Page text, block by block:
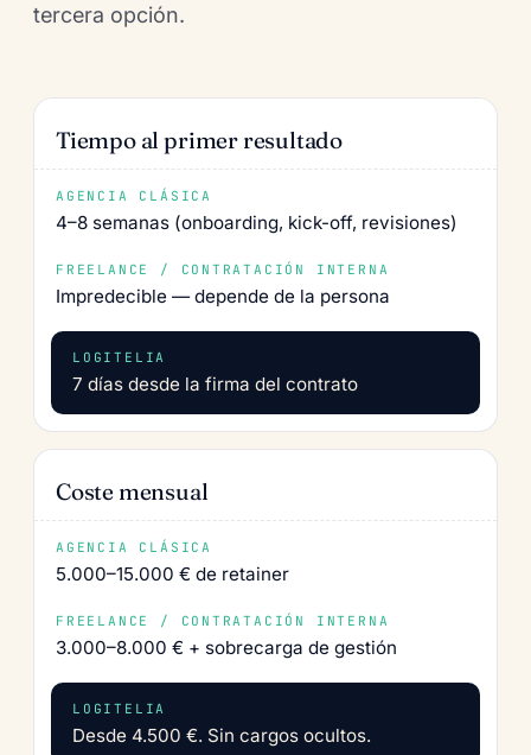
tercera opción.
Tiempo al primer resultado
4–8 semanas (onboarding, kick-off, revisiones)
Impredecible — depende de la persona
7 días desde la firma del contrato
Coste mensual
5.000–15.000 € de retainer
3.000–8.000 € + sobrecarga de gestión
Desde 4.500 €. Sin cargos ocultos.